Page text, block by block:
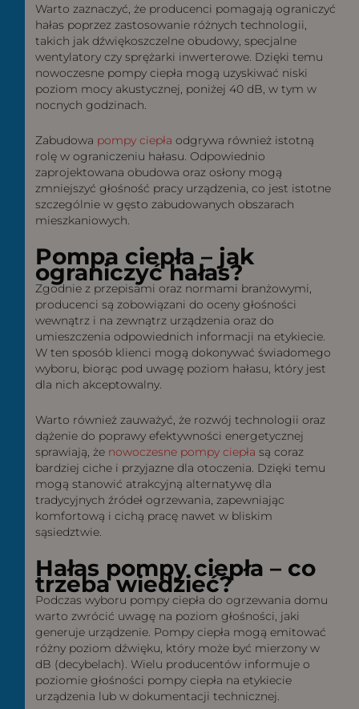
Warto zaznaczyć, że producenci pomagają ograniczyć
hałas poprzez zastosowanie różnych technologii,
takich jak dźwiękoszczelne obudowy, specjalne
wentylatory czy sprężarki inwerterowe. Dzięki temu
nowoczesne pompy ciepła mogą uzyskiwać niski
poziom mocy akustycznej, poniżej 40 dB, w tym w
nocnych godzinach.
Zabudowa pompy ciepła odgrywa również istotną
rolę w ograniczeniu hałasu. Odpowiednio
zaprojektowana obudowa oraz osłony mogą
zmniejszyć głośność pracy urządzenia, co jest istotne
szczególnie w gęsto zabudowanych obszarach
mieszkaniowych.
Pompa ciepła – jak
ograniczyć hałas?
Zgodnie z przepisami oraz normami branżowymi,
producenci są zobowiązani do oceny głośności
wewnątrz i na zewnątrz urządzenia oraz do
umieszczenia odpowiednich informacji na etykiecie.
W ten sposób klienci mogą dokonywać świadomego
wyboru, biorąc pod uwagę poziom hałasu, który jest
dla nich akceptowalny.
Warto również zauważyć, że rozwój technologii oraz
dążenie do poprawy efektywności energetycznej
sprawiają, że nowoczesne pompy ciepła są coraz
bardziej ciche i przyjazne dla otoczenia. Dzięki temu
mogą stanowić atrakcyjną alternatywę dla
tradycyjnych źródeł ogrzewania, zapewniając
komfortową i cichą pracę nawet w bliskim
sąsiedztwie.
Hałas pompy ciepła – co
trzeba wiedzieć?
Podczas wyboru pompy ciepła do ogrzewania domu
warto zwrócić uwagę na poziom głośności, jaki
generuje urządzenie. Pompy ciepła mogą emitować
różny poziom dźwięku, który może być mierzony w
dB (decybelach). Wielu producentów informuje o
poziomie głośności pompy ciepła na etykiecie
urządzenia lub w dokumentacji technicznej.